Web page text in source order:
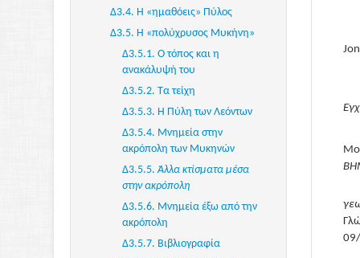
Α2.1. Εισαγωγικά
Α2.2. Ιλιαδικός πόλεμος
Α2.2.1. Σήμανση και
τυπολογία του ιλιαδικού
ιλιαδικού πολέμου
Α2.2.3. Ο τύπος της
συλλογικής μάχης
Α2.3. Ιλιαδική ομιλία
Έκτορα και Ανδρομάχης
Πριάμου και Αχιλλέα
Δ3.4. Η «ημαθόεις» Πύλος
Δ3.5. Η «πολύχρυσος Μυκήνη»
Δ3.5.1. Ο τόπος και η
ανακάλυψή του
Δ3.5.2. Τα τείχη
Δ3.5.3. Η Πύλη των Λεόντων
Δ3.5.4. Μνημεία στην
ακρόπολη των Μυκηνών
Δ3.5.5.Άλλα κτίσματα μέσα
στην ακρόπολη
Δ3.5.6. Μνημεία έξω από την
ακρόπολη
Δ3.5.7. Βιβλιογραφία